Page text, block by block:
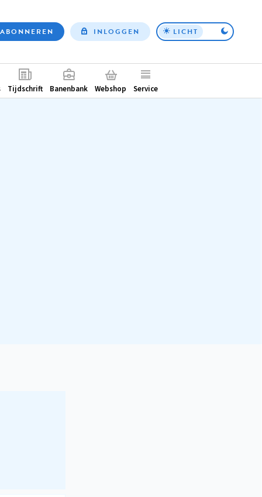
Top
ABONNEREN INLOGGEN LICHT
Tijdschrift Banenbank Webshop Service